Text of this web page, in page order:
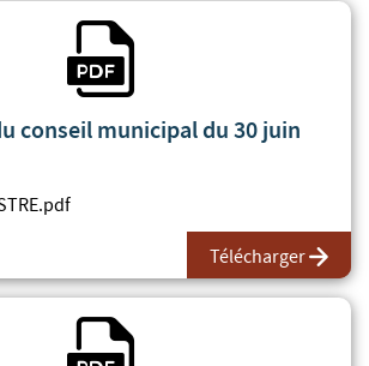
conseil municipal du 30 juin
Télécharger